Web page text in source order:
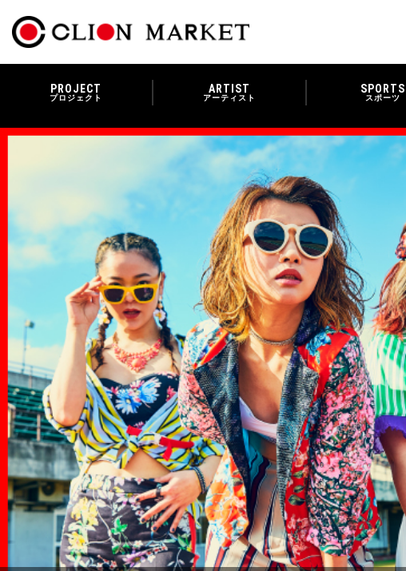
PROJECT
プロジェクト
ARTIST
アーティスト
SPORTS
スポーツ